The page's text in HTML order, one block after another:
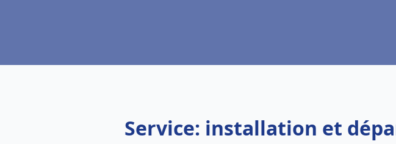
Service: installation et